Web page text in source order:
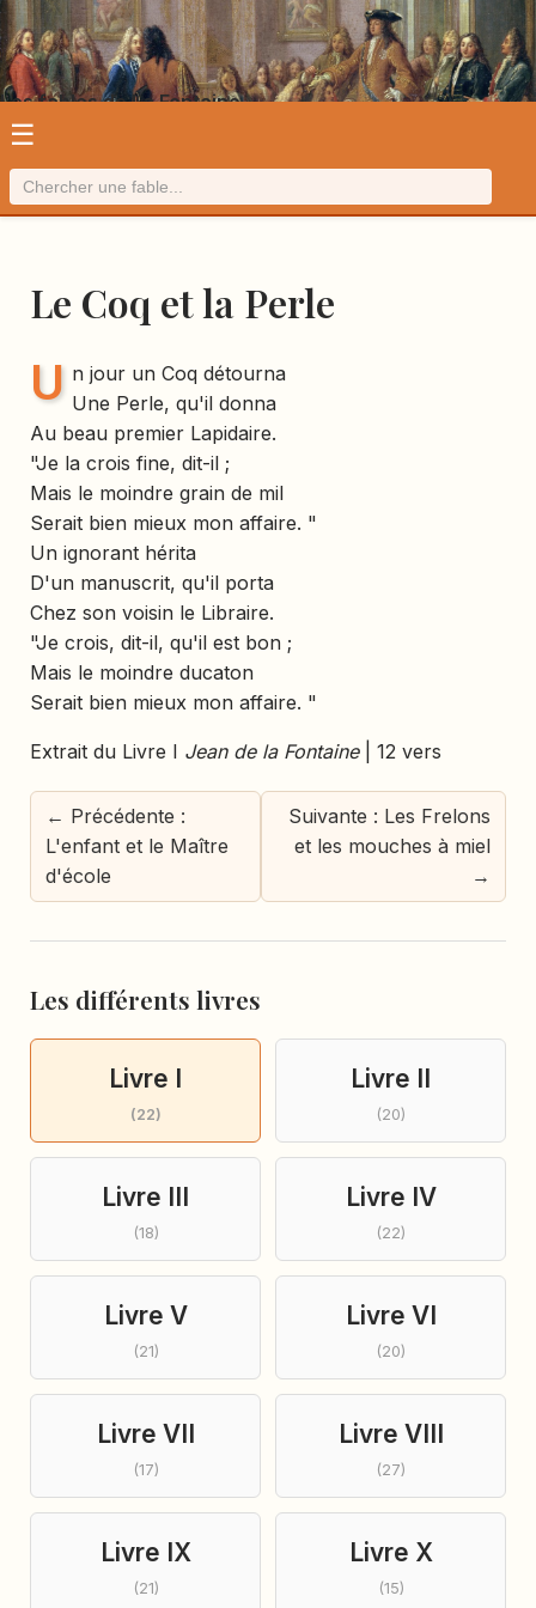
Les fables de La Fontaine
☰
Le Coq et la Perle
U n jour un Coq détourna
Une Perle, qu'il donna
Au beau premier Lapidaire.
"Je la crois fine, dit-il ;
Mais le moindre grain de mil
Serait bien mieux mon affaire. "
Un ignorant hérita
D'un manuscrit, qu'il porta
Chez son voisin le Libraire.
"Je crois, dit-il, qu'il est bon ;
Mais le moindre ducaton
Serait bien mieux mon affaire. "
Extrait du Livre I Jean de la Fontaine| 12 vers
← Précédente :
L'enfant et le Maître
d'école
Suivante : Les Frelons
et les mouches à miel
→
Les différents livres
Livre I
(22)
Livre II
(20)
Livre III
(18)
Livre IV
(22)
Livre V
(21)
Livre VI
(20)
Livre VII
(17)
Livre VIII
(27)
Livre IX
(21)
Livre X
(15)